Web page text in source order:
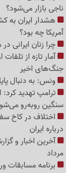
ناجی بازار می‌شود؟
هشدار ایران به
آمریکا چه بود؟
چرا زنان ایرانی
جنگ‌های اخیر
ونس: به دنبال
ترامپ تهدید
سنگین روبه‌رو
اختلاف در کاخ
درباره ایران
مرداد